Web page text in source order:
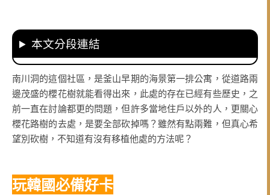
本文分段連結
南川洞的這個社區，是釜山早期的海景第一排公寓，從道路兩
邊茂盛的櫻花樹就能看得出來，此處的存在已經有些歷史，之
前一直在討論都更的問題，但許多當地住戶以外的人，更關心
櫻花路樹的去處，是要全部砍掉嗎？雖然有點兩難，但真心希
望別砍樹，不知道有沒有移植他處的方法呢？
玩韓國必備好卡